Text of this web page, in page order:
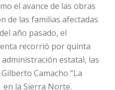
el avance de las obras
de las familias afectadas
año pasado, el
recorrió por quinta
estatal, las
Camacho “La
en la Sierra Norte.